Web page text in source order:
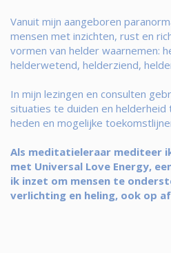
Vanuit mijn aangeboren
mensen met inzichten, rust en
vormen van helder waarnemen:
helderwetend, helderziend,
In mijn lezingen en consulten
situaties te duiden en
heden en mogelijke
Als meditatieleraar mediteer
met Universal Love Energy,
ik inzet om mensen te
verlichting en heling, ook op